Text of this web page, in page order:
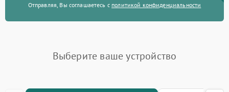
Отправляя, Вы соглашаетесь с политикой конфиденциальности
Выберите ваше устройство